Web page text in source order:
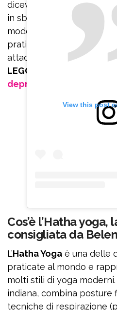
dicevano: ‘Respira’. Io ci
in sbatti. Invece bisogna
modo corretto. Quindi
praticate Hatha yoga se
attacchi di panico che
LEGGI ANCHE:
depressione: “Sono
View this post
Cos’è l’Hatha yoga,
consigliata da Belen
L’Hatha Yoga è una delle
praticate al mondo e
molti stili di yoga
indiana, combina posture
tecniche di respirazione
Email
della